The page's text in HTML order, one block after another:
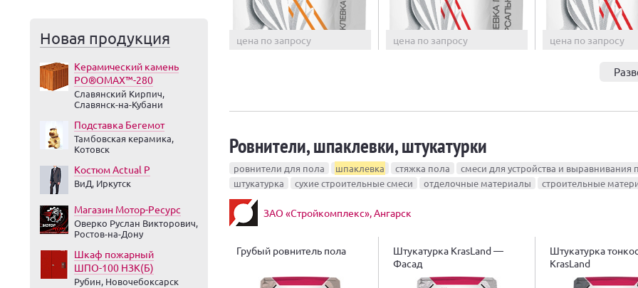
Новая продукция
Керамический камень
PO®OMAX™-280
Славянский Кирпич,
Славянск-на-Кубани
Подставка Бегемот
Тамбовская керамика,
Котовск
Костюм Actual Р
ВиД, Иркутск
Магазин Мотор-Ресурс
Оверко Руслан Викторович,
Ростов-на-Дону
Шкаф пожарный
ШПО-100 НЗК(Б)
Рубин, Новочебоксарск
цена по запросу цена по запросу цена по запросу
Ровнители, шпаклевки, штукатурки
ровнители для пола шпаклевка стяжка пола
смеси для устройства и выравнивания
штукатурка
сухие строительные смеси отделочные материалы строительные
ЗАО «Стройкомплекс», Ангарск
Грубый ровнитель пола
Штукатурка KrasLand —
Фасад
Штукатурка
KrasLand